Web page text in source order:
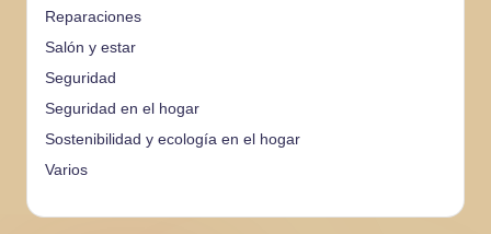
Reparaciones
Salón y estar
Seguridad
Seguridad en el hogar
Sostenibilidad y ecología en el hogar
Varios